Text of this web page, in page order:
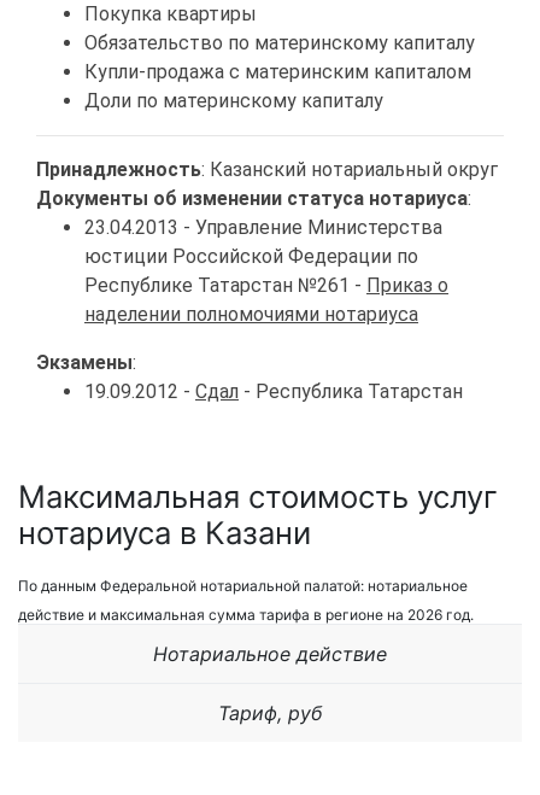
Покупка квартиры
Обязательство по материнскому капиталу
Купли-продажа с материнским капиталом
Доли по материнскому капиталу
Принадлежность: Казанский нотариальный округ
Документы об изменении статуса нотариуса:
23.04.2013 - Управление Министерства
юстиции Российской Федерации по
Республике Татарстан №261 - Приказ о
наделении полномочиями нотариуса
Экзамены:
19.09.2012 - Сдал - Республика Татарстан
Максимальная стоимость услуг
нотариуса в Казани
По данным Федеральной нотариальной палатой: нотариальное
действие и максимальная сумма тарифа в регионе на 2026 год.
Нотариальное действие
Тариф, руб